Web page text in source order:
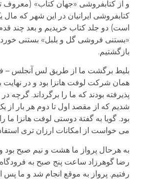
و از کتابفروشی «جهان کتاب» (معروف
کتابفروشی ایرانیان در این شهر که مال
است) دو جلد کتاب خریدیم و بعد چند
«بستنی فروشی گل و بلبل» بستنی
بازگشتیم.
بلیط برگشت ما از طریق لس آنجلس –
همان شرکت لوفت هانزا بود و در
پذیرفته بودند که ما را برگرداند. گرچه
شدیم که از مقصد اول تا دوم هر بار از
بود. گویا به گفتة دوستی لوفت هانزا ما را
می خواست از امکانات ارزان تری
به هرحال پرواز ما هشت و نیم صبح بود
رضا گوهرزاد ساعت پنج صبح به
رفتیم. پرواز به موقع انجام شد و ما